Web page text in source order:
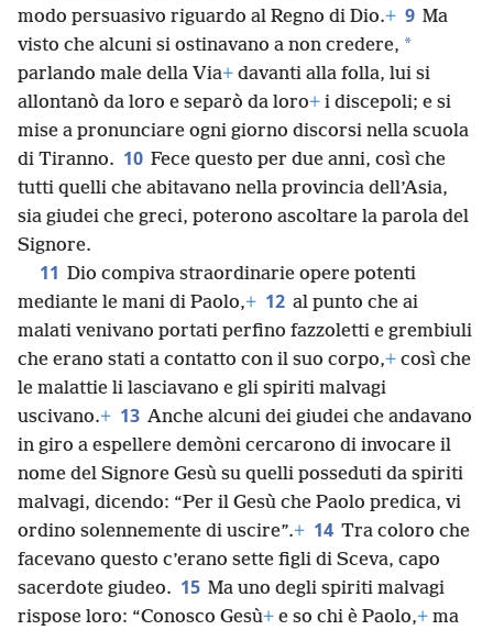
modo persuasivo riguardo al Regno di Dio.+ 9 Ma
visto che alcuni si ostinavano a non credere, *
parlando male della Via+ davanti alla folla, lui si
allontanò da loro e separò da loro+ i discepoli; e si
mise a pronunciare ogni giorno discorsi nella scuola
di Tiranno. 10 Fece questo per due anni, così che
tutti quelli che abitavano nella provincia dell’Asia,
sia giudei che greci, poterono ascoltare la parola del
Signore.
11 Dio compiva straordinarie opere potenti
mediante le mani di Paolo,+ 12 al punto che ai
malati venivano portati perfino fazzoletti e grembiuli
che erano stati a contatto con il suo corpo,+ così che
le malattie li lasciavano e gli spiriti malvagi
uscivano.+ 13 Anche alcuni dei giudei che andavano
in giro a espellere demòni cercarono di invocare il
nome del Signore Gesù su quelli posseduti da spiriti
malvagi, dicendo: “Per il Gesù che Paolo predica, vi
ordino solennemente di uscire”.+ 14 Tra coloro che
facevano questo c’erano sette figli di Sceva, capo
sacerdote giudeo. 15 Ma uno degli spiriti malvagi
rispose loro: “Conosco Gesù+ e so chi è Paolo,+ ma